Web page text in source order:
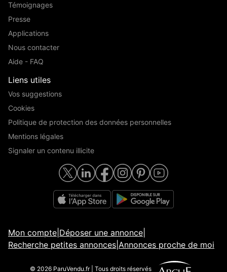
Témoignages
Presse
Applications
Nous contacter
Aide - FAQ
Liens utiles
Vos suggestions
Cookies
Politique de protection des données personnelles
Mentions légales
Signaler un contenu illicite
Mon compte Déposer une annonce
Recherche petites annonces Annonces proche de moi
© 2026 ParuVendu.fr | Tous droits réservés